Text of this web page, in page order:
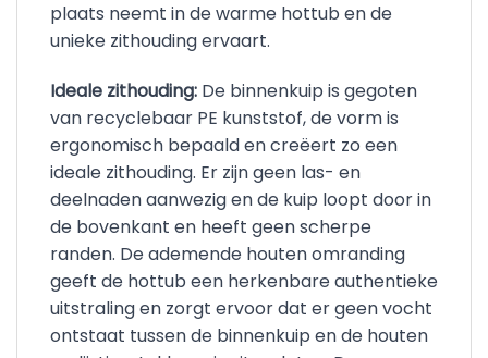
plaats neemt in de warme hottub en de
unieke zithouding ervaart.
Ideale zithouding: De binnenkuip is gegoten
van recyclebaar PE kunststof, de vorm is
ergonomisch bepaald en creëert zo een
ideale zithouding. Er zijn geen las- en
deelnaden aanwezig en de kuip loopt door in
de bovenkant en heeft geen scherpe
randen. De ademende houten omranding
geeft de hottub een herkenbare authentieke
uitstraling en zorgt ervoor dat er geen vocht
ontstaat tussen de binnenkuip en de houten